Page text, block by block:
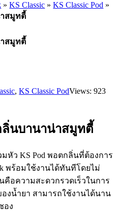
»KS Classic »KS Classic Pod »
าสมูทตี้
าสมูทตี้
,KS Classic PodViews: 923
ลิ่นบานาน่าสมูทตี้
หัว KS Pod พอตกลิ่นที่ต้องการ
พร้อมใช้งานได้ทันทีโดยไม่
คือความสะดวกรวดเร็วในการ
งน้ำยา สามารถใช้งานได้นาน
อง